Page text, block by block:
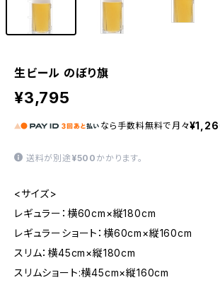
生ビール のぼり旗
¥3,795
なら 手数料無料で 月々
送料が別途 ¥500 かかります。
<サイズ>
レギュラー：横60cm×縦180cm
レギュラーショート：横60cm×縦160cm
スリム：横45cm×縦180cm
スリムショート:横45cm×縦160cm